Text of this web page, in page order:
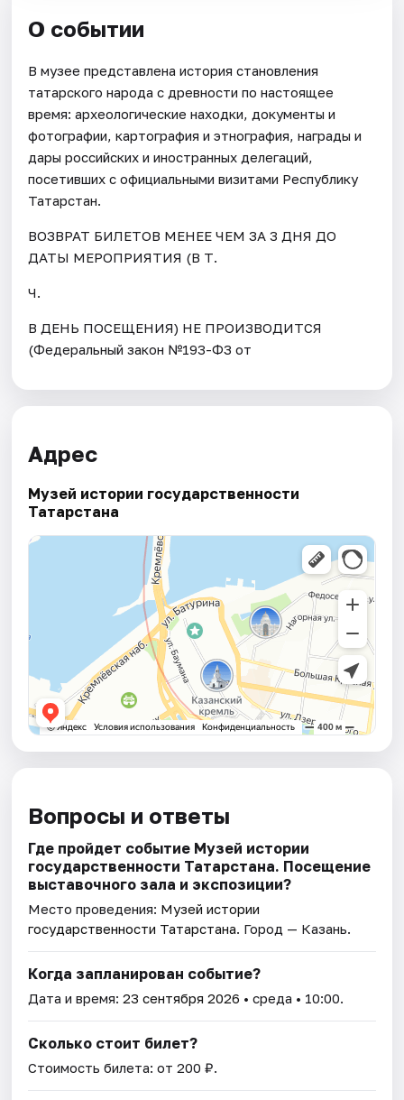
О событии
В музее представлена история становления
татарского народа с древности по настоящее
время: археологические находки, документы и
фотографии, картография и этнография, награды и
дары российских и иностранных делегаций,
посетивших с официальными визитами Республику
Татарстан.
ВОЗВРАТ БИЛЕТОВ МЕНЕЕ ЧЕМ ЗА 3 ДНЯ ДО
ДАТЫ МЕРОПРИЯТИЯ (В Т.
Ч.
В ДЕНЬ ПОСЕЩЕНИЯ) НЕ ПРОИЗВОДИТСЯ
(Федеральный закон №193-ФЗ от
Адрес
Музей истории государственности
Татарстана
Вопросы и ответы
Где пройдет событие Музей истории
государственности Татарстана. Посещение
выставочного зала и экспозиции?
Место проведения: Музей истории
государственности Татарстана. Город — Казань.
Когда запланирован событие?
Дата и время:23 сентября 2026 • среда • 10:00.
Сколько стоит билет?
Стоимость билета: от 200 ₽.